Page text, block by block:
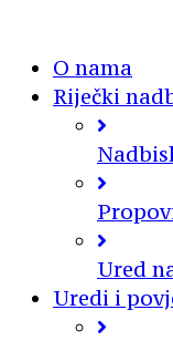
O nama
Riječki
Ured
Uredi i